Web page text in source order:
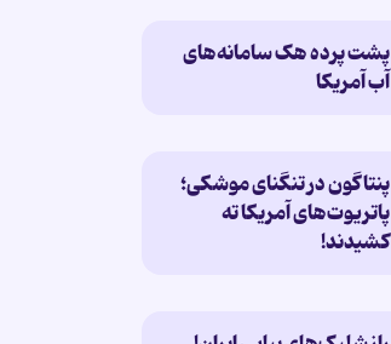
پشت پرده‌ هک سامانه‌های
آب آمریکا
پنتاگون در تنگنای موشکی؛
پاتریوت‌های آمریکا ته
کشیدند!